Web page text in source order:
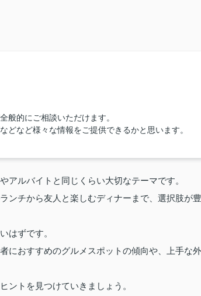
般的にご相談いただけます。
など様々な情報をご提供できるかと思います。
アルバイトと同じくらい大切なテーマです。
ンチから友人と楽しむディナーまで、選択肢が豊
はずです。
におすすめのグルメスポットの傾向や、上手な外
ントを見つけていきましょう。